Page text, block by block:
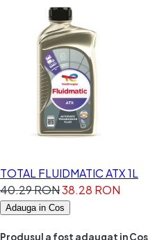
TOTAL FLUIDMATIC ATX 1L
40.29 RON38.28 RON
Adauga in Cos
Produsul a fost adaugat in Cos